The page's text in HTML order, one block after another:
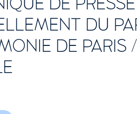
DE
DU
DE PARIS